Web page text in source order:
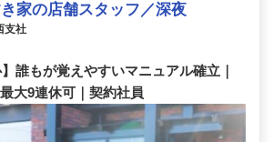
家の店舗スタッフ／深夜
支社
】誰もが覚えやすいマニュアル確立｜
大9連休可｜契約社員